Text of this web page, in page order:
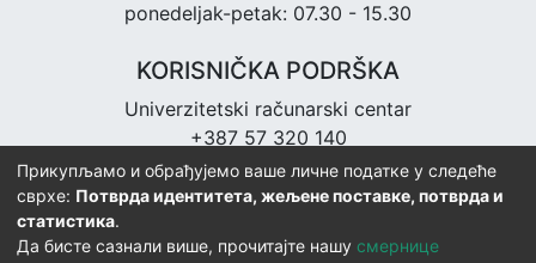
ponedeljak-petak: 07.30 - 15.30
KORISNIČKA PODRŠKA
Univerzitetski računarski centar
+387 57 320 140
urc@ues.rs.ba
https://urc.ues.rs.ba
Прикупљамо и обрађујемо ваше личне податке у следеће
сврхе: Потврда идентитета, жељене поставке, потврда и
статистика.
Да бисте сазнали више, прочитајте нашу смернице